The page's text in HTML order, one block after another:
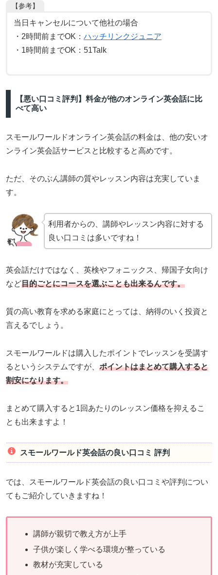
【参考】
当日キャンセルについて他社の場合
・2時間前までOK： ハッチリンクジュニア
・1時間前までOK：51Talk
【悪い口コミ評判】料金が他のオンライン英会話に比
べて高い
スモールワールドオンライン英会話の料金は、他の安いオ
ンライン英会話サービスと比較すると高めです。
ただ、そのぶん講師の質やレッスン内容は充実していま
す。
利用者からの、講師やレッスン内容に対する
良い口コミは多いですね！
英会話だけではなく、英検やフォニックス、帰国子女向け
など目的ごとにコースを選ぶことも出来るんです。
質の高い教育を求める家庭にとっては、納得のいく投資と
言えるでしょう。
スモールワールドは購入したポイントでレッスンを受講す
るというシステムですが、 ポイントはまとめて購入すると
割安になります。
まとめて購入すると1回あたりのレッスン価格を抑えるこ
とも出来ますよ！
スモールワールド英会話の良い口コミ 評判
では、スモールワールド英会話の良い口コミや評判につい
てもご紹介していきますね！
講師が親切で教え方が上手
子供が楽しく学べる環境が整っている
教材が充実している